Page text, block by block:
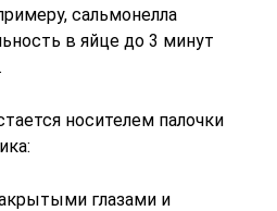
сальмонелла
в яйце до 3 минут
носителем палочки
глазами и